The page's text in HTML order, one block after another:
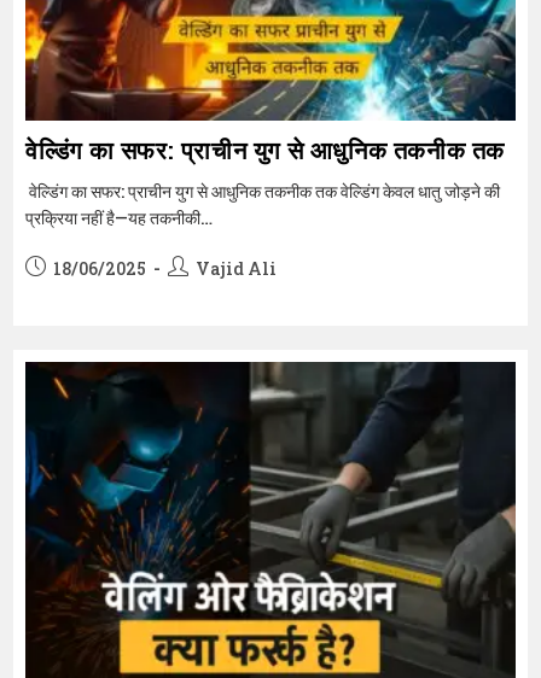
वेल्डिंग का सफर: प्राचीन युग से आधुनिक तकनीक तक
वेल्डिंग का सफर: प्राचीन युग से आधुनिक तकनीक तक वेल्डिंग केवल धातु जोड़ने की
प्रक्रिया नहीं है—यह तकनीकी…
Post18/06/2025
PostVajid Ali